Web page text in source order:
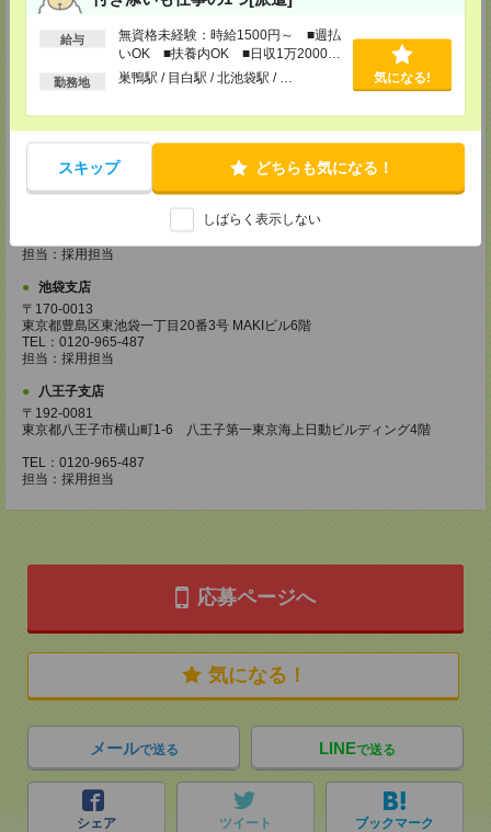
給与
無資格未経験：時給1500円～ ■週払
いOK ■扶養内OK ■日収1万2000円
以上
勤務地 巣鴨駅 / 目白駅 / 北池袋駅 / … 気になる!
スキップ どちらも気になる！
しばらく表示しない
藤沢支店
神奈川県藤沢市鵠沼石上1－5－4 ISM藤沢 4階
TEL：0120-965-487
千葉県柏市柏4－2－1 メットライフ柏ビル7階
TEL：0120-965-487
山梨県甲府市丸の内１-17-14
担当：採用担当
池袋支店
〒170-0013
東京都豊島区東池袋一丁目20番3号 MAKIビル6階
TEL：0120-965-487
担当：採用担当
八王子支店
〒192-0081
東京都八王子市横山町1-6 八王子第一東京海上日動ビルディング4階
TEL：0120-965-487
担当：採用担当
応募ページへ
気になる！
メールで送る LINEで送る
シェア ツイート ブックマーク